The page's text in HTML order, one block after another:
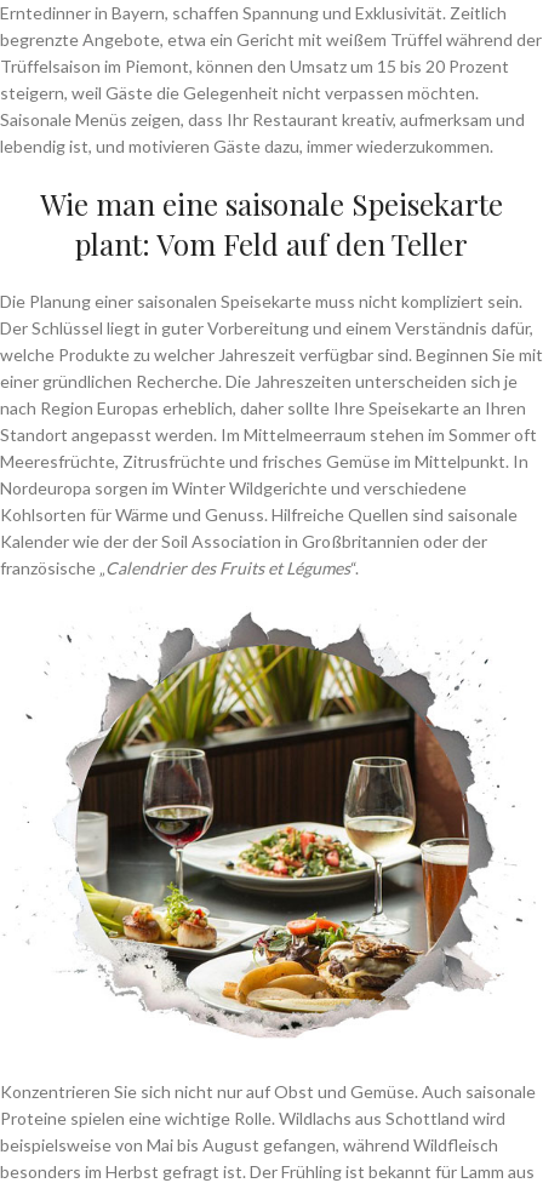
Erntedinner in Bayern, schaffen Spannung und Exklusivität. Zeitlich
begrenzte Angebote, etwa ein Gericht mit weißem Trüffel während der
Trüffelsaison im Piemont, können den Umsatz um 15 bis 20 Prozent
steigern, weil Gäste die Gelegenheit nicht verpassen möchten.
Saisonale Menüs zeigen, dass Ihr Restaurant kreativ, aufmerksam und
lebendig ist, und motivieren Gäste dazu, immer wiederzukommen.
Wie man eine saisonale Speisekarte
plant: Vom Feld auf den Teller
Die Planung einer saisonalen Speisekarte muss nicht kompliziert sein.
Der Schlüssel liegt in guter Vorbereitung und einem Verständnis dafür,
welche Produkte zu welcher Jahreszeit verfügbar sind. Beginnen Sie mit
einer gründlichen Recherche. Die Jahreszeiten unterscheiden sich je
nach Region Europas erheblich, daher sollte Ihre Speisekarte an Ihren
Standort angepasst werden. Im Mittelmeerraum stehen im Sommer oft
Meeresfrüchte, Zitrusfrüchte und frisches Gemüse im Mittelpunkt. In
Nordeuropa sorgen im Winter Wildgerichte und verschiedene
Kohlsorten für Wärme und Genuss. Hilfreiche Quellen sind saisonale
Kalender wie der der Soil Association in Großbritannien oder der
französische „Calendrier des Fruits et Légumes“.
Konzentrieren Sie sich nicht nur auf Obst und Gemüse. Auch saisonale
Proteine spielen eine wichtige Rolle. Wildlachs aus Schottland wird
beispielsweise von Mai bis August gefangen, während Wildfleisch
besonders im Herbst gefragt ist. Der Frühling ist bekannt für Lamm aus